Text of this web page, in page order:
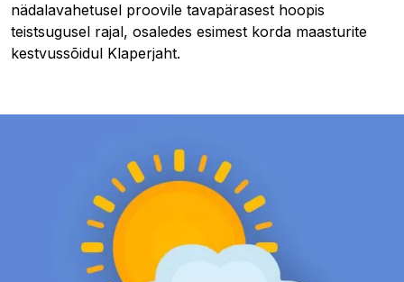
nädalavahetusel proovile tavapärasest hoopis
teistsugusel rajal, osaledes esimest korda maasturite
kestvussõidul Klaperjaht.